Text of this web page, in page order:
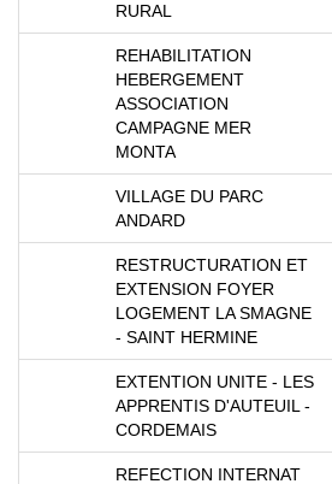
RURAL
REHABILITATION
HEBERGEMENT
ASSOCIATION
CAMPAGNE MER
MONTA
VILLAGE DU PARC
ANDARD
RESTRUCTURATION ET
EXTENSION FOYER
LOGEMENT LA SMAGNE
- SAINT HERMINE
EXTENTION UNITE - LES
APPRENTIS D'AUTEUIL -
CORDEMAIS
REFECTION INTERNAT